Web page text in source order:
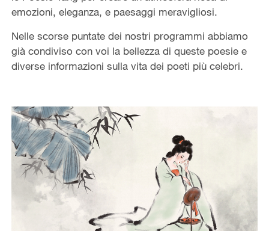
emozioni, eleganza, e paesaggi meravigliosi.
Nelle scorse puntate dei nostri programmi abbiamo
già condiviso con voi la bellezza di queste poesie e
diverse informazioni sulla vita dei poeti più celebri.